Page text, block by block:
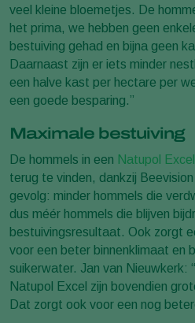
veel kleine bloemetjes. De
het prima, we hebben geen
bestuiving gehad en bijna geen
Daarnaast zijn er iets minder
een halve kast per hectare per
een goede besparing.”
Maximale bestuiving
De hommels in een Natupol Excel
terug te vinden, dankzij
gevolg: minder hommels die
dus méér hommels die blijven
bestuivingsresultaat. Ook zorgt
voor een beter binnenklimaat en
suikerwater. Jan van Nieuwkerk:
Natupol Excel zijn bovendien
Dat zorgt ook voor een nog